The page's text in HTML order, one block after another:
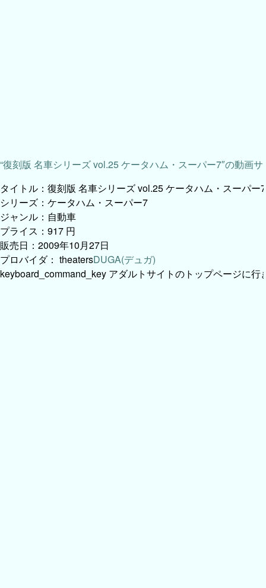
“復刻版 名車シリーズ vol.25 ケータハム・スーパー7″の動画
タイトル：復刻版 名車シリーズ vol.25 ケータハム・スーパー7
シリーズ：ケータハム・スーパー7
ジャンル：自動車
プライス：917 円
販売日：2009年10月27日
プロバイダ： theatersDUGA(デュガ)
keyboard_command_key アダルトサイトのトップページに